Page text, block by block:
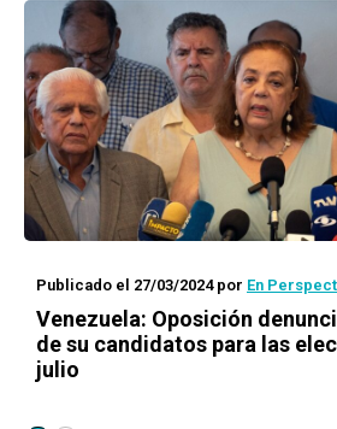
Publicado el 27/03/2024por En
Venezuela: Oposición
de su candidatos para las
julio